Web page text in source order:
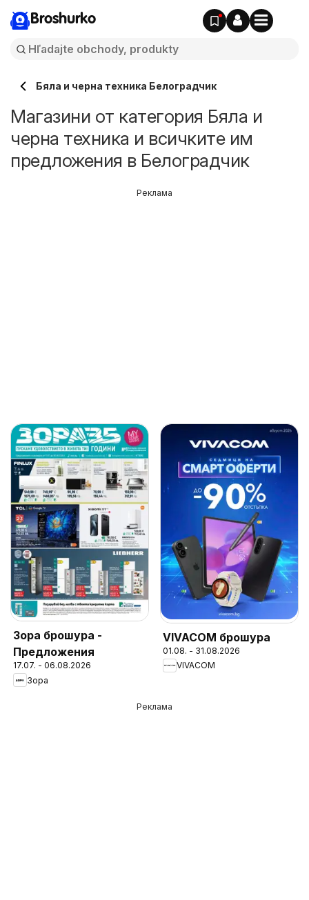
Broshurko
Бяла и черна техника Белоградчик
Магазини от категория Бяла и
черна техника и всичките им
предложения в Белоградчик
Зора брошура -
Предложения
17.07. - 06.08.2026
Зора
VIVACOM брошура
01.08. - 31.08.2026
VIVACOM
Реклама
Реклама